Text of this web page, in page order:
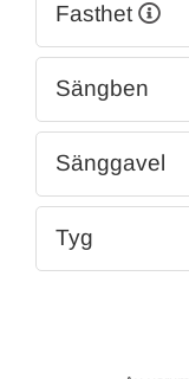
Fasthet
Sängben
Sänggavel
Tyg